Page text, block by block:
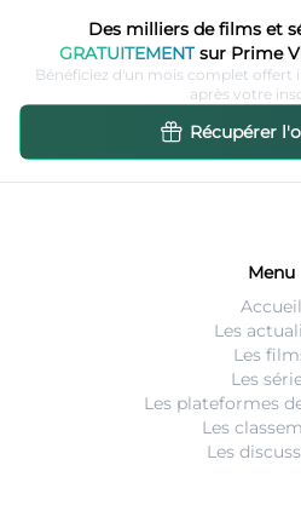
Des milliers de films et
GRATUITEMENTsur Prime
Bénéficiez d'un mois complet
après votre
Récupérer
Menu
Accueil
Les
Les
Les
Les plateformes
Les
Les